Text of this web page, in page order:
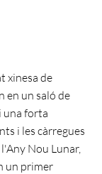
xinesa de
en un saló de
una forta
i les càrregues
Nou Lunar,
un primer